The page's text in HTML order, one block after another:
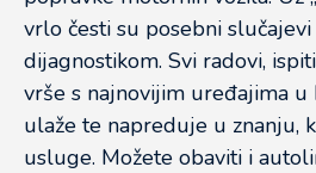
vrlo česti su posebni
dijagnostikom. Svi radovi,
vrše s najnovijim uređajima u
ulaže te napreduje u znanju,
usluge. Možete obaviti i